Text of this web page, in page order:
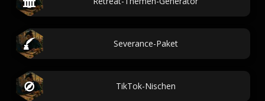
Severance-Paket
TikTok-Nischen